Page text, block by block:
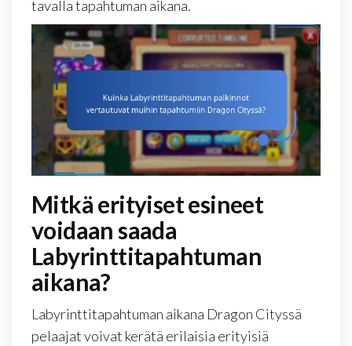
tavalla tapahtuman aikana.
Mitkä erityiset esineet
voidaan saada
Labyrinttitapahtuman
aikana?
Labyrinttitapahtuman aikana Dragon Cityssä
pelaajat voivat kerätä erilaisia erityisiä